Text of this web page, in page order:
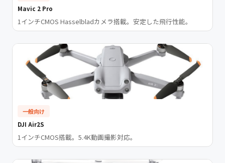
Mavic 2 Pro
1インチCMOS Hasselbladカメラ搭載。安定した飛行性能。
一般向け
DJI Air2S
1インチCMOS搭載。5.4K動画撮影対応。